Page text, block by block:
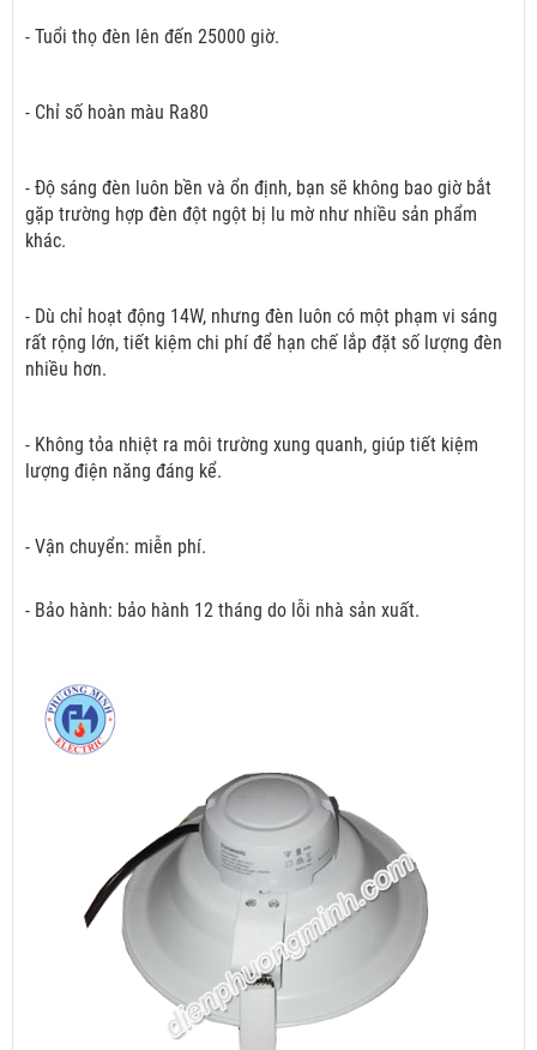
- Tuổi thọ đèn lên đến 25000 giờ.
- Chỉ số hoàn màu Ra80
- Độ sáng đèn luôn bền và ổn định, bạn sẽ không bao giờ bắt
gặp trường hợp đèn đột ngột bị lu mờ như nhiều sản phẩm
khác.
- Dù chỉ hoạt động 14W, nhưng đèn luôn có một phạm vi sáng
rất rộng lớn, tiết kiệm chi phí để hạn chế lắp đặt số lượng đèn
nhiều hơn.
- Không tỏa nhiệt ra môi trường xung quanh, giúp tiết kiệm
lượng điện năng đáng kể.
- Vận chuyển: miễn phí.
- Bảo hành: bảo hành 12 tháng do lỗi nhà sản xuất.